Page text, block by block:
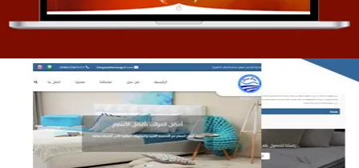
مصنع المراتب الخليجية